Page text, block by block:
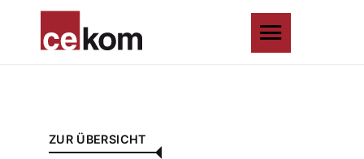
ZUR ÜBERSICHT